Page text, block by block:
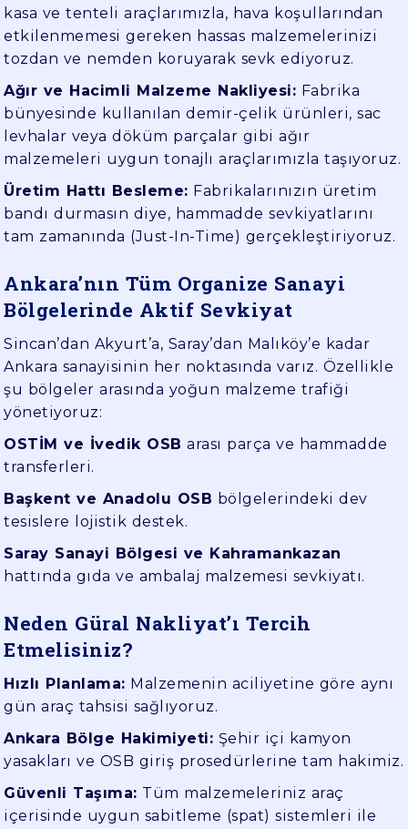
kasa ve tenteli araçlarımızla, hava koşullarından
etkilenmemesi gereken hassas malzemelerinizi
tozdan ve nemden koruyarak sevk ediyoruz.
Ağır ve Hacimli Malzeme Nakliyesi: Fabrika
bünyesinde kullanılan demir-çelik ürünleri, sac
levhalar veya döküm parçalar gibi ağır
malzemeleri uygun tonajlı araçlarımızla taşıyoruz.
Üretim Hattı Besleme: Fabrikalarınızın üretim
bandı durmasın diye, hammadde sevkiyatlarını
tam zamanında (Just-In-Time) gerçekleştiriyoruz.
Ankara’nın Tüm Organize Sanayi
Bölgelerinde Aktif Sevkiyat
Sincan’dan Akyurt’a, Saray’dan Malıköy’e kadar
Ankara sanayisinin her noktasında varız. Özellikle
şu bölgeler arasında yoğun malzeme trafiği
yönetiyoruz:
OSTİM ve İvedik OSB arası parça ve hammadde
transferleri.
Başkent ve Anadolu OSB bölgelerindeki dev
tesislere lojistik destek.
Saray Sanayi Bölgesi ve Kahramankazan
hattında gıda ve ambalaj malzemesi sevkiyatı.
Neden Güral Nakliyat’ı Tercih
Etmelisiniz?
Hızlı Planlama: Malzemenin aciliyetine göre aynı
gün araç tahsisi sağlıyoruz.
Ankara Bölge Hakimiyeti: Şehir içi kamyon
yasakları ve OSB giriş prosedürlerine tam hakimiz.
Güvenli Taşıma: Tüm malzemeleriniz araç
içerisinde uygun sabitleme (spat) sistemleri ile